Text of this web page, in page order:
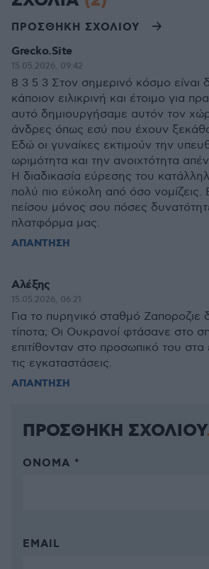
ΠΡΟΣΘΗΚΗ ΣΧΟΛΙΟΥ
Grecko.Site
15.05.2026, 09:42
8 3 5 3 Στον σημερινό κόσμο είναι
κάποιον ειλικρινή και έτοιμο για
αυτό δημιουργήσαμε αυτόν τον
άνδρες όπως εσύ που έχουν
Εδώ οι γυναίκες εκτιμούν την
ωριμότητα και την ανοιχτότητα
Η διαδικασία εύρεσης του
πολύ πιο εύκολη από όσο νομίζεις.
πείσου μόνος σου πόσες
πλατφόρμα μας.
ΑΠΑΝΤΗΣΗ
Αλέξης
15.05.2026, 06:21
Για το πυρηνικό σταθμό Ζαποροζιε
τίποτα; Οι Ουκρανοί φτάσανε στο
επιτίθονταν στο προσωπικό του
τις εγκαταστάσεις.
ΑΠΑΝΤΗΣΗ
ΠΡΟΣΘΗΚΗ ΣΧΟΛΙΟΥ
ΌΝΟΜΑ *
EMAIL